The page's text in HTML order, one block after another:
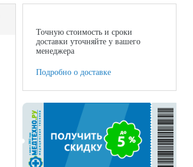
Точную стоимость и сроки
доставки уточняйте у вашего
менеджера
Подробно о доставке